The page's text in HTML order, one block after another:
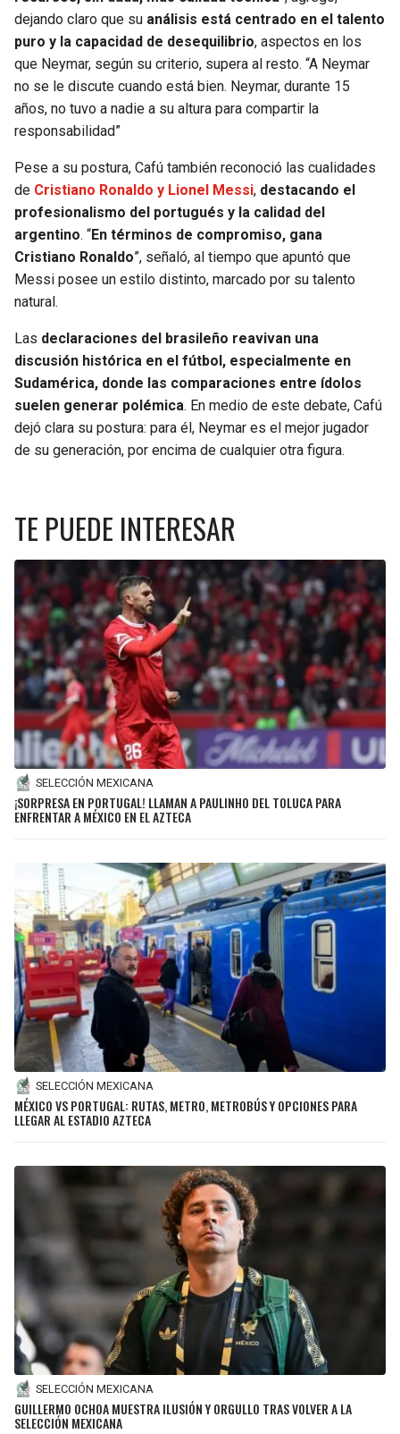
dejando claro que su análisis está centrado en el talento
puro y la capacidad de desequilibrio, aspectos en los
que Neymar, según su criterio, supera al resto. “A Neymar
no se le discute cuando está bien. Neymar, durante 15
años, no tuvo a nadie a su altura para compartir la
responsabilidad”
Pese a su postura, Cafú también reconoció las cualidades
de Cristiano Ronaldo y Lionel Messi, destacando el
profesionalismo del portugués y la calidad del
argentino. “En términos de compromiso, gana
Cristiano Ronaldo”, señaló, al tiempo que apuntó que
Messi posee un estilo distinto, marcado por su talento
natural.
Las declaraciones del brasileño reavivan una
discusión histórica en el fútbol, especialmente en
Sudamérica, donde las comparaciones entre ídolos
suelen generar polémica. En medio de este debate, Cafú
dejó clara su postura: para él, Neymar es el mejor jugador
de su generación, por encima de cualquier otra figura.
TE PUEDE INTERESAR
SELECCIÓN MEXICANA
¡SORPRESA EN PORTUGAL! LLAMAN A PAULINHO DEL TOLUCA PARA
ENFRENTAR A MÉXICO EN EL AZTECA
SELECCIÓN MEXICANA
MÉXICO VS PORTUGAL: RUTAS, METRO, METROBÚS Y OPCIONES PARA
LLEGAR AL ESTADIO AZTECA
SELECCIÓN MEXICANA
GUILLERMO OCHOA MUESTRA ILUSIÓN Y ORGULLO TRAS VOLVER A LA
SELECCIÓN MEXICANA